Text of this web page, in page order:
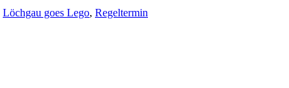
Löchgau goes Lego, Regeltermin